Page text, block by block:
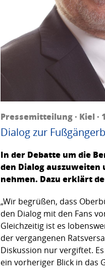
Pressemitteilung · Kiel ·
Dialog zur
In der Debatte um die
den Dialog
nehmen. Dazu erklärt
„Wir begrüßen, dass
den Dialog mit den Fans
Gleichzeitig ist es
der vergangenen
Diskussion nur vergiftet.
ein vorheriger Blick in das